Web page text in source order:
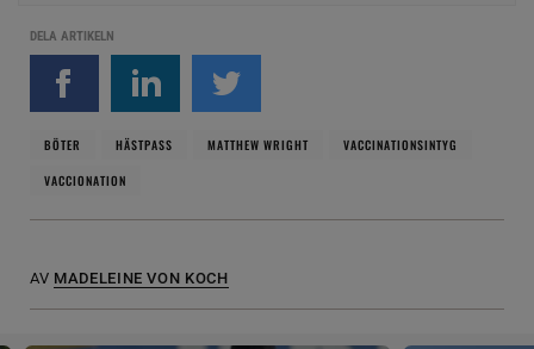
DELA ARTIKELN
BÖTER HÄSTPASS MATTHEW WRIGHT
VACCINATIONSINTYG
VACCIONATION
AV MADELEINE VON KOCH